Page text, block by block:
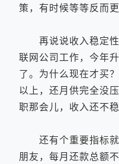
策，有时候等等反而更
再说说收入稳定性
联网公司工作，今年
了。为什么现在才买
以上，还月供完全没
职那会儿，收入还不
还有个重要指标就
朋友，每月还款总额